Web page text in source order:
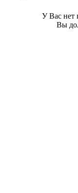
У Вас нет
Вы